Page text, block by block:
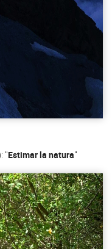
"Estimar la natura"